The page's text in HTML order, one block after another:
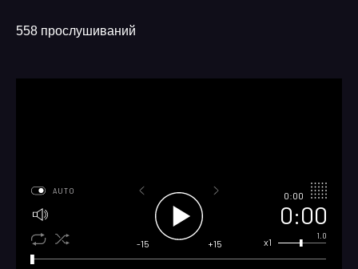
558 прослушиваний
0:00
0:00
1.0
x1
-15 +15
AUTO